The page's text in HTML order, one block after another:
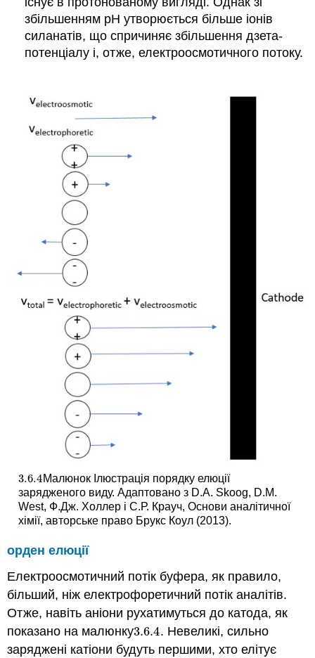
збільшенням рН утворюється більше іонів
силанатів, що спричиняє збільшення дзета-
потенціалу і, отже, електроосмотичного потоку.
3.6.4
3.6.4Малюнок Ілюстрація порядку елюції
зарядженого виду. Адаптовано з D.A. Skoog, D.M.
West, Ф.Дж. Холлер і С.Р. Крауч, Основи аналітичної
хімії, авторське право Брукс Коул (2013).
орден елюції
Електроосмотичний потік буфера, як правило,
більший, ніж електрофоретичний потік аналітів.
Отже, навіть аніони рухатимуться до катода, як
показано на малюнку3.6.4
3.6.4. Невеликі, сильно
заряджені катіони будуть першими, хто елітує